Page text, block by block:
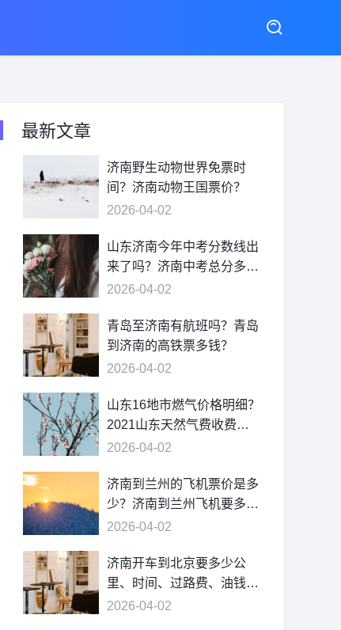
最新文章
济南野生动物世界免票时
间？济南动物王国票价？
2026-04-02
山东济南今年中考分数线出
来了吗？济南中考总分多
少？
2026-04-02
青岛至济南有航班吗？青岛
到济南的高铁票多钱？
2026-04-02
山东16地市燃气价格明细？
2021山东天然气费收费标
准？
2026-04-02
济南到兰州的飞机票价是多
少？济南到兰州飞机要多
久？
2026-04-02
济南开车到北京要多少公
里、时间、过路费、油钱？
济南到北京多少公里？
2026-04-02